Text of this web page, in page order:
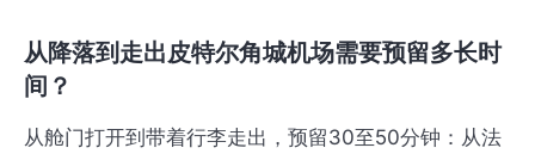
从降落到走出皮特尔角城机场需要预留多长时
间？
从舱门打开到带着行李走出，预留30至50分钟：从法